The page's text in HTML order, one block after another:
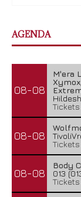
AGENDA
08-08
M'era
Tickets
08-08
Tickets
08-08
Body
013
Tickets